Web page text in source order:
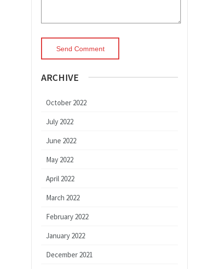
ARCHIVE
October 2022
July 2022
June 2022
May 2022
April 2022
March 2022
February 2022
January 2022
December 2021